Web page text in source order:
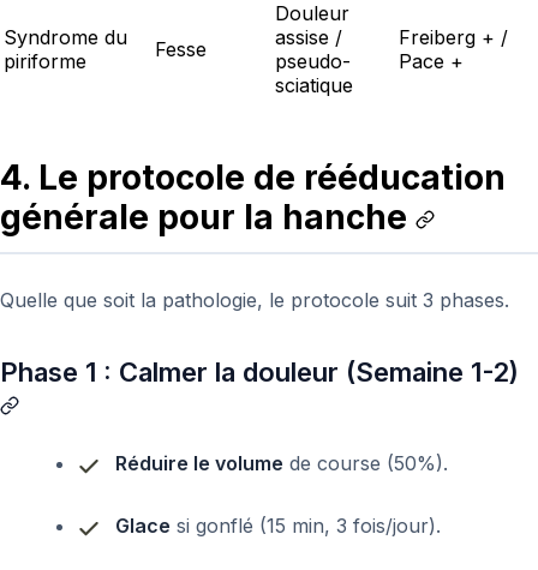
Syndrome du
piriforme
Fesse
Douleur
assise /
pseudo-
sciatique
Freiberg + /
Pace +
4. Le protocole de rééducation
générale pour la hanche
Quelle que soit la pathologie, le protocole suit 3 phases.
Phase 1 : Calmer la douleur (Semaine 1-2)
Réduire le volume de course (50%).
Glace si gonflé (15 min, 3 fois/jour).